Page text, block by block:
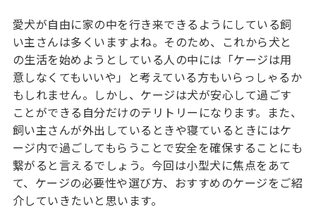
愛犬が自由に家の中を行き来できるようにしている飼
い主さんは多くいますよね。そのため、これから犬と
の生活を始めようとしている人の中には「ケージは用
意しなくてもいいや」と考えている方もいらっしゃるか
もしれません。しかし、ケージは犬が安心して過ごす
ことができる自分だけのテリトリーになります。また、
飼い主さんが外出しているときや寝ているときにはケ
ージ内で過ごしてもらうことで安全を確保することにも
繋がると言えるでしょう。今回は小型犬に焦点をあて
て、ケージの必要性や選び方、おすすめのケージをご紹
介していきたいと思います。